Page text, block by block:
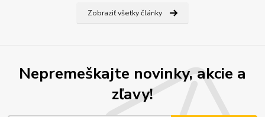
Zobraziť všetky články
Nepremeškajte novinky, akcie a
zľavy!